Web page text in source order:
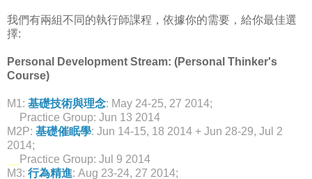
我們有兩組不同的執行師課程，依據你的需要，給你最佳選
擇:
Personal Development Stream: (Personal Thinker's
Course)
M1: 基礎技術與理念: May 24-25, 27 2014;
Practice Group: Jun 13 2014
M2P: 基礎催眠學: Jun 14-15, 18 2014 + Jun 28-29, Jul 2
2014;
Practice Group: Jul 9 2014
M3: 行為精進: Aug 23-24, 27 2014;